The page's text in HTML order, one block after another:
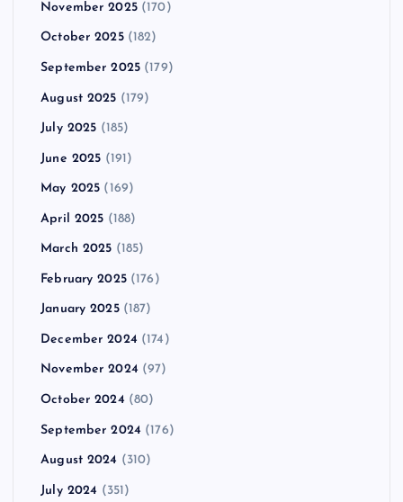
November 2025(170)
October 2025(182)
September 2025 (179)
August 2025 (179)
July 2025 (185)
June 2025 (191)
May 2025 (169)
April 2025 (188)
March 2025 (185)
February 2025(176)
January 2025(187)
December 2024 (174)
November 2024 (97)
October 2024 (80)
September 2024 (176)
August 2024 (310)
July 2024 (351)